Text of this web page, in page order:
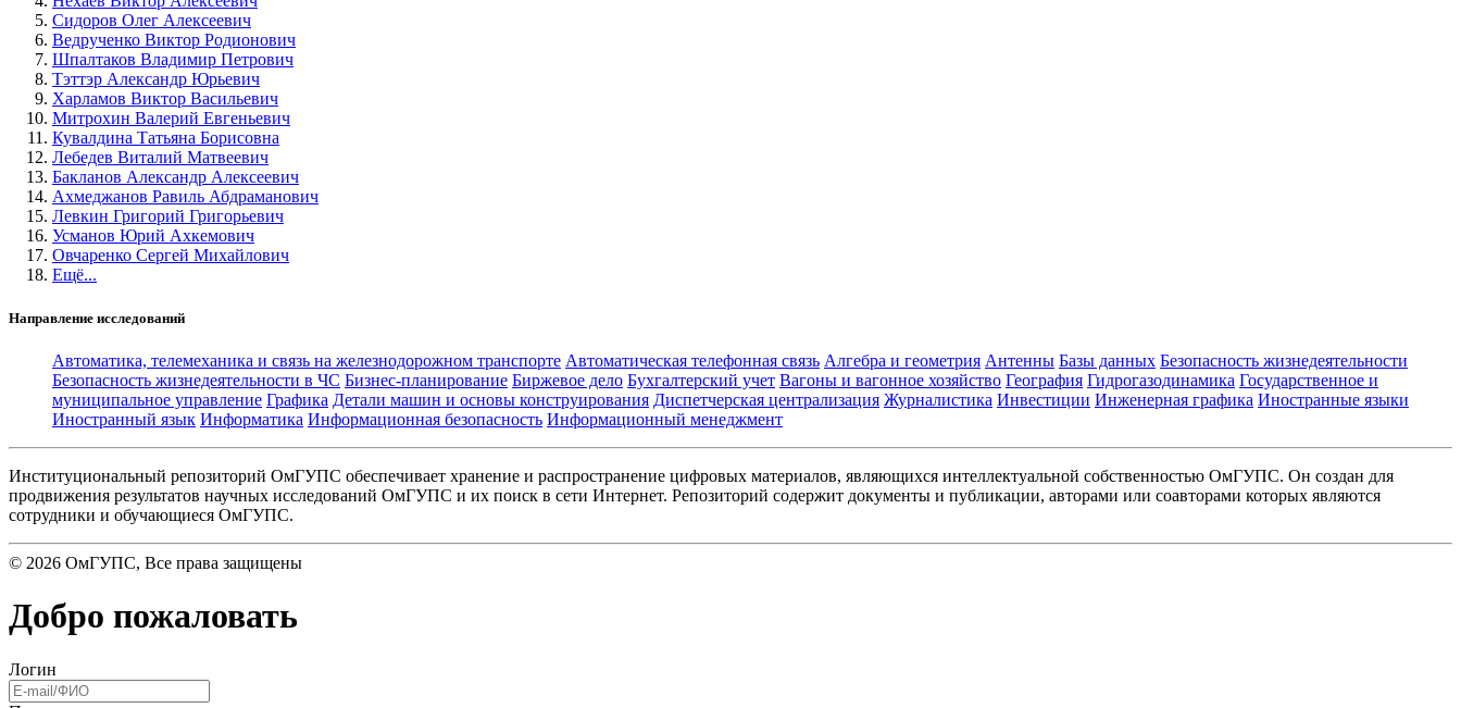
Сидоров Олег Алексеевич
Ведрученко Виктор Родионович
Шпалтаков Владимир Петрович
Тэттэр Александр Юрьевич
Харламов Виктор Васильевич
Митрохин Валерий Евгеньевич
Кувалдина Татьяна Борисовна
Лебедев Виталий Матвеевич
Бакланов Александр Алексеевич
Ахмеджанов Равиль Абдраманович
Левкин Григорий Григорьевич
Усманов Юрий Ахкемович
Овчаренко Сергей Михайлович
Ещё...
Направление исследований
Автоматика, телемеханика и связь на железнодорожном транспорте Автоматическая телефонная связь Алгебра и геометрия Антенны Базы данных Безопасность жизнедеятельности
Безопасность жизнедеятельности в ЧС Бизнес-планирование Биржевое дело Бухгалтерский учет Вагоны и вагонное хозяйство География Гидрогазодинамика Государственное и
муниципальное управление Графика Детали машин и основы конструирования Диспетчерская централизация Журналистика Инвестиции Инженерная графика Иностранные языки
Иностранный язык Информатика Информационная безопасность Информационный менеджмент
Институциональный репозиторий ОмГУПС обеспечивает хранение и распространение цифровых материалов, являющихся интеллектуальной собственностью ОмГУПС. Он создан для
продвижения результатов научных исследований ОмГУПС и их поиск в сети Интернет. Репозиторий содержит документы и публикации, авторами или соавторами которых являются
сотрудники и обучающиеся ОмГУПС.
© 2026 ОмГУПС, Все права защищены
Добро пожаловать
Логин